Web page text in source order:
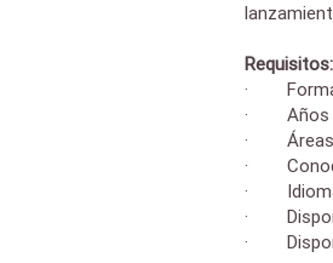
Requisitos:
·
· Años
· Áreas
·
·
·
·